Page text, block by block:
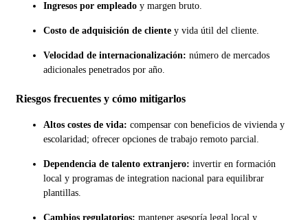
Ingresos por empleadoy margen bruto.
Costo de adquisición de clientey vida útil del cliente.
Velocidad de internacionalización: número de mercados
adicionales penetrados por año.
Riesgos frecuentes y cómo mitigarlos
Altos costes de vida: compensar con beneficios de vivienda y
escolaridad; ofrecer opciones de trabajo remoto parcial.
Dependencia de talento extranjero: invertir en formación
local y programas de integration nacional para equilibrar
plantillas.
Cambios regulatorios: mantener asesoría legal local y